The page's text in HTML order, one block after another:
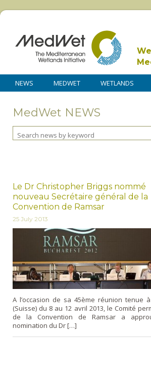
NEWS MEDWET WETLANDS
MedWet NEWS
Le Dr Christopher Briggs nommé
nouveau Secrétaire général de la
Convention de Ramsar
25 July 2013
A l’occasion de sa 45ème réunion tenue
(Suisse) du 8 au 12 avril 2013, le Comité
de la Convention de Ramsar a
nomination du Dr […]